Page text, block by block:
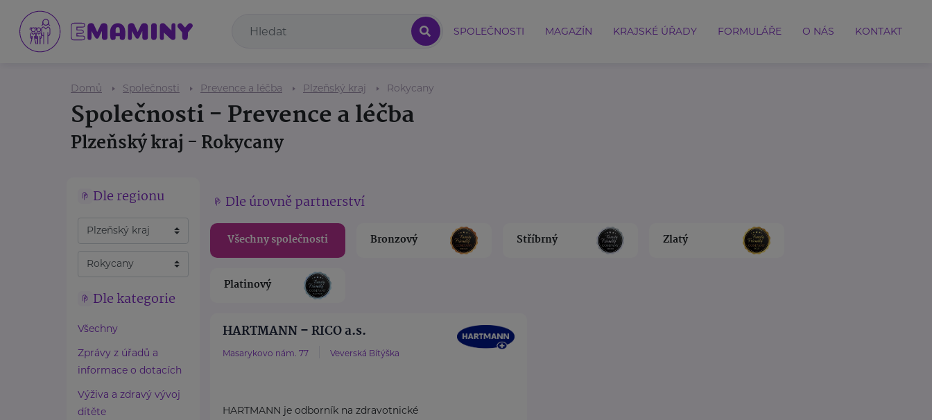
SPOLEČNOSTI MAGAZÍN KRAJSKÉ ÚŘADY FORMULÁŘE O NÁS KONTAKT
Domů Společnosti Prevence a léčba Plzeňský kraj Rokycany
Společnosti - Prevence a léčba
Plzeňský kraj - Rokycany
Dle regionu
Dle kategorie
Všechny
Zprávy z úřadů a
informace o dotacích
Výživa a zdravý vývoj
dítěte
Dle úrovně partnerství
Všechny společnosti Bronzový Stříbrný Zlatý
Platinový
HARTMANN – RICO a.s.
Masarykovo nám. 77 Veverská Bítýška
HARTMANN je odborník na zdravotnické